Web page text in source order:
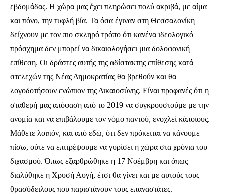
εβδομάδας. Η χώρα μας έχει πληρώσει πολύ ακριβά, με αίμα
και πόνο, την τυφλή βία. Τα όσα έγιναν στη Θεσσαλονίκη
δείχνουν με τον πιο σκληρό τρόπο ότι κανένα ιδεολογικό
πρόσχημα δεν μπορεί να δικαιολογήσει μια δολοφονική
επίθεση. Οι δράστες αυτής της αδίστακτης επίθεσης κατά
στελεχών της Νέας Δημοκρατίας θα βρεθούν και θα
λογοδοτήσουν ενώπιον της Δικαιοσύνης. Είναι προφανές ότι η
σταθερή μας απόφαση από το 2019 να συγκρουστούμε με την
ανομία και να επιβάλουμε τον νόμο παντού, ενοχλεί κάποιους.
Μάθετε λοιπόν, και από εδώ, ότι δεν πρόκειται να κάνουμε
πίσω, ούτε να επιτρέψουμε να γυρίσει η χώρα στα χρόνια του
διχασμού. Όπως εξαρθρώθηκε η 17 Νοέμβρη και όπως
διαλύθηκε η Χρυσή Αυγή, έτσι θα γίνει και με αυτούς τους
θρασύδειλους που παριστάνουν τους επαναστάτες.